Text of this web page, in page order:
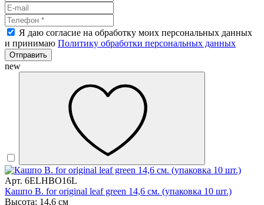
Я даю согласие на обработку моих персональных данных
и принимаю Политику обработки персональных данных
Отправить
new
Арт. 6ELHBO16L
Кашпо B. for original leaf green 14,6 см. (упаковка 10 шт.)
Высота: 14,6 см